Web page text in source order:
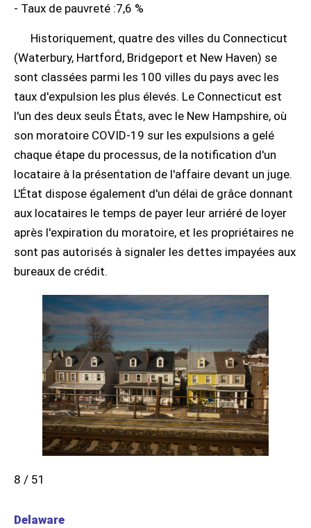
- Taux de pauvreté :7,6 %
Historiquement, quatre des villes du Connecticut
(Waterbury, Hartford, Bridgeport et New Haven) se
sont classées parmi les 100 villes du pays avec les
taux d'expulsion les plus élevés. Le Connecticut est
l'un des deux seuls États, avec le New Hampshire, où
son moratoire COVID-19 sur les expulsions a gelé
chaque étape du processus, de la notification d'un
locataire à la présentation de l'affaire devant un juge.
L'État dispose également d'un délai de grâce donnant
aux locataires le temps de payer leur arriéré de loyer
après l'expiration du moratoire, et les propriétaires ne
sont pas autorisés à signaler les dettes impayées aux
bureaux de crédit.
8 / 51
Delaware